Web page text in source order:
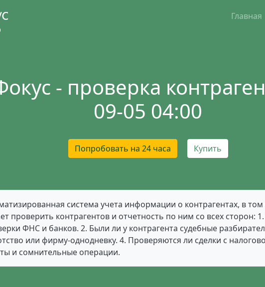
Главная
- проверка
09-05 04:00
Попробовать на 24 часа Купить
система учета информации о контрагентах, в
проверить контрагентов и отчетность по ним со всех сторон:
ФНС и банков. 2. Были ли у контрагента судебные
или фирму-однодневку. 4. Проверяются ли сделки с
и сомнительные операции.